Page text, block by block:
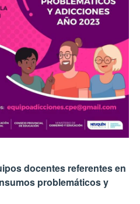
docentes referentes en
problemáticos y